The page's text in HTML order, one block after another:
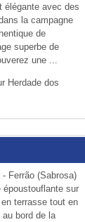
élégante avec des
la campagne
de
superbe de
une ...
Herdade dos
Ferrão (Sabrosa)
époustouflante sur
terrasse tout en
bord de la